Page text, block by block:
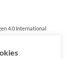
4.0 International